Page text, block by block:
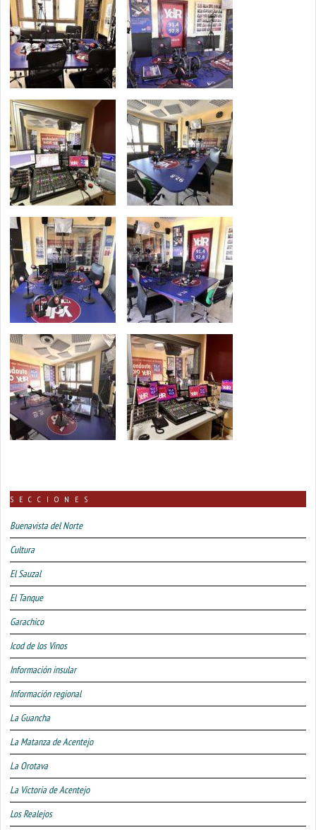
SECCIONES
Buenavista del Norte
Cultura
El Sauzal
El Tanque
Garachico
Icod de los Vinos
Información insular
Información regional
La Guancha
La Matanza de Acentejo
La Orotava
La Victoria de Acentejo
Los Realejos